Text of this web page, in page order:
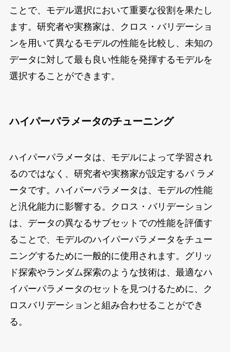
ことで、モデル選択において重要な役割を果たし
ます。研究者や実務家は、クロス・バリデーショ
ンを用いて異なるモデルの性能を比較し、未知の
データに対して最も良い性能を発揮するモデルを
選択することができます。
ハイパーパラメータのチューニング
ハイパーパラメータは、モデルによって学習され
るのではなく、研究者や実務家が設定するパ ラメ
ータです。ハイパーパラメータは、モデルの性能
と汎化能力に影響する。クロス・バリデーション
は、データの異なるサブセットでの性能を評価す
ることで、モデルのハイパーパラメータをチュー
ニングするために一般的に使用されます。グリッ
ド探索やランダム探索のような技術は、最適なハ
イパーパラメータのセットを見つけるために、ク
ロスバリデーションと組み合わせることができ
る。